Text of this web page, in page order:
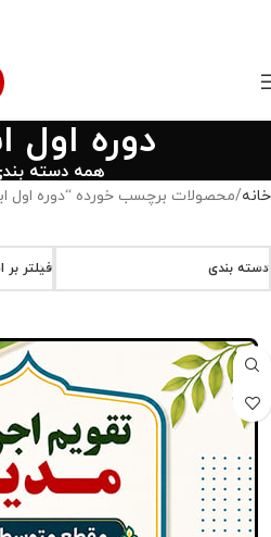
دوره اول
همه دسته
خانه محصولات برچسب خورده “دوره اول
دسته بندی فیلتر